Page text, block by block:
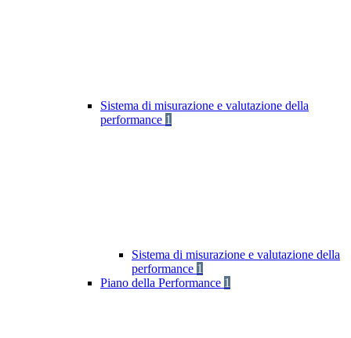
Sistema di misurazione e valutazione della
performance 1
Sistema di misurazione e valutazione della
performance 1
Piano della Performance 1